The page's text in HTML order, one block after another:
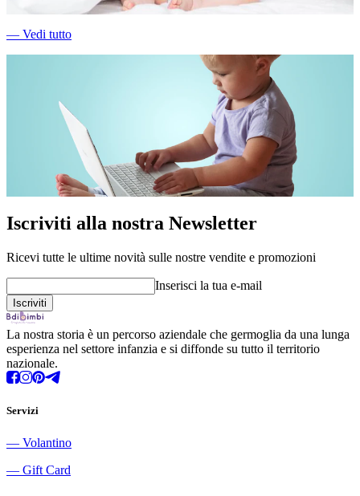
― Vedi tutto
Iscriviti alla nostra Newsletter
Ricevi tutte le ultime novità sulle nostre vendite e promozioni
Inserisci la tua e-mail
La nostra storia è un percorso aziendale che germoglia da una lunga
esperienza nel settore infanzia e si diffonde su tutto il territorio
nazionale.
Servizi
― Volantino
― Gift Card